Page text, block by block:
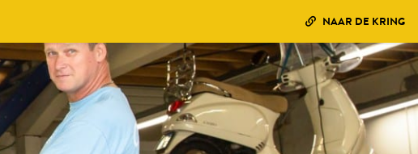
NAAR DE KRING